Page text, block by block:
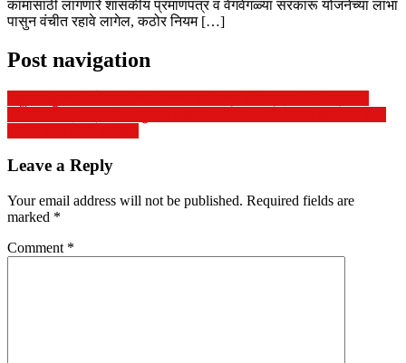
कामांसाठी लागणारे शासकीय प्रमाणपत्र व वेगवेगळ्या सरकारू योजनेच्या लाभा
पासुन वंचीत रहावे लागेल, कठोर नियम […]
Post navigation
Leave a Reply
Your email address will not be published. Required fields are
marked *
Comment *